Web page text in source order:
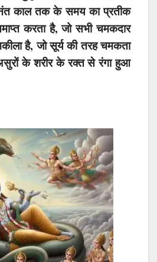
काल तक के समय का प्रतीक
करता है, जो सभी चमकदार
है, जो सूर्य की तरह चमकता
के शरीर के रक्त से रंगा हुआ